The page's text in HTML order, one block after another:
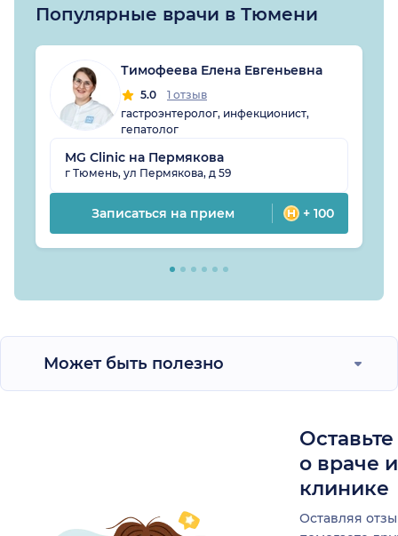
Популярные врачи в Тюмени
Тимофеева Елена Евгеньевна
5.0
1 отзыв
гастроэнтеролог, инфекционист,
гепатолог
MG Clinic на Пермякова
г Тюмень, ул Пермякова, д 59
Записаться на прием + 100
Может быть полезно
о враче
клинике
Оставляя